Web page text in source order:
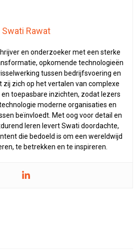
Swati Rawat
en onderzoeker met een sterke
opkomende technologieën
tussen bedrijfsvoering en
zij zich op het vertalen van complexe
toepasbare inzichten, zodat lezers
moderne organisaties en
beïnvloedt. Met oog voor detail en
leren levert Swati doordachte,
die bedoeld is om een wereldwijd
te betrekken en te inspireren.